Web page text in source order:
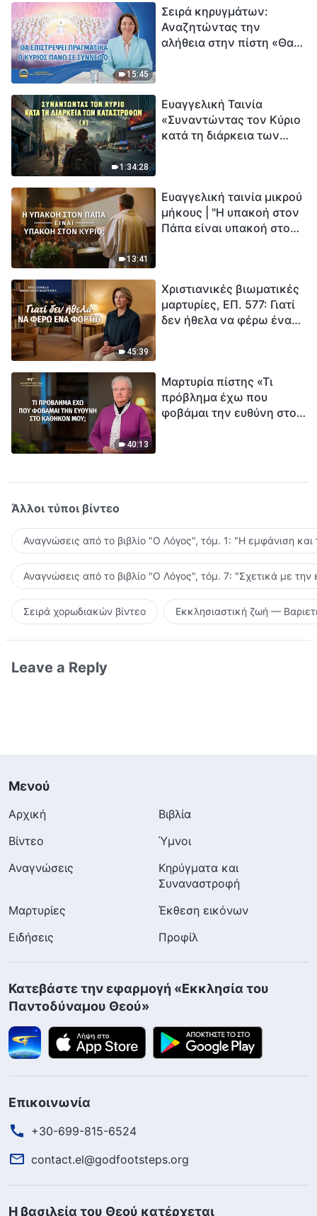
15:45
Σειρά κηρυγμάτων:
Αναζητώντας την
αλήθεια στην πίστη «Θα
1:34:28
Ευαγγελική Ταινία
«Συναντώντας τον Κύριο
κατά τη διάρκεια των
εξαφάνισης». Οι
καταστροφές χτυπούν.
Ξεκινά η αντίστροφη
13:41
Ευαγγελική ταινία μικρού
μήκους | "Η υπακοή στον
Πάπα είναι υπακοή στον
45:39
Χριστιανικές βιωματικές
μαρτυρίες, ΕΠ. 577: Γιατί
δεν ήθελα να φέρω ένα
40:13
Μαρτυρία πίστης «Τι
πρόβλημα έχω που
φοβάμαι την ευθύνη στο
Άλλοι τύποι βίντεο
Αναγνώσεις από το βιβλίο "Ο Λόγος", τόμ. 1: "Η εμφάνιση
Αναγνώσεις από το βιβλίο "Ο Λόγος", τόμ. 7: "Σχετικά με την
Σειρά χορωδιακών βίντεο Εκκλησιαστική ζωή —
Leave a Reply
Μενού
Αρχική
Βιβλία
Βίντεο
Ύμνοι
Αναγνώσεις
Κηρύγματα και
Συναναστροφή
Μαρτυρίες
Έκθεση εικόνων
Ειδήσεις
Προφίλ
Κατεβάστε την εφαρμογή «Εκκλησία του
Παντοδύναμου Θεού»
Επικοινωνία
+30-699-815-6524
contact.el@godfootsteps.org
Η βασιλεία του Θεού κατέρχεται